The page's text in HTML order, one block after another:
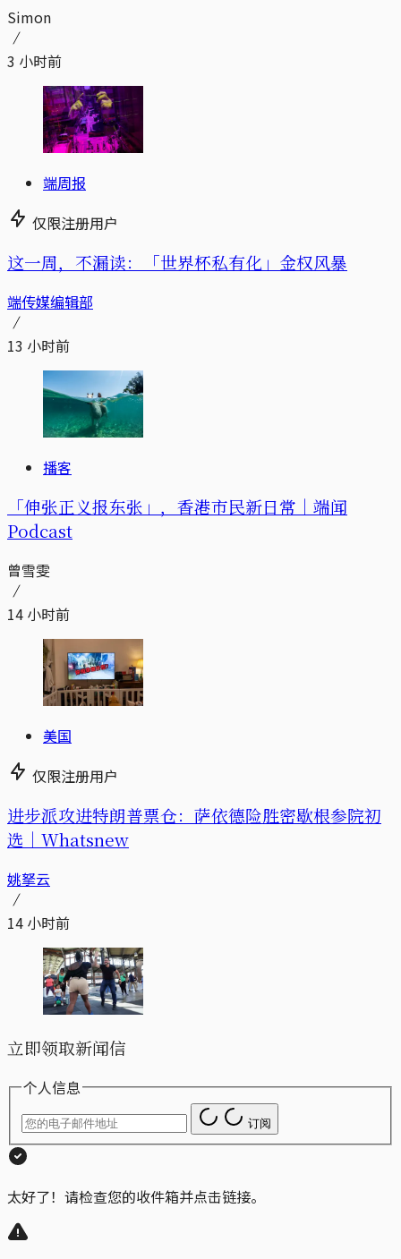
Simon
3 小时前
端周报
仅限注册用户
这一周，不漏读：「世界杯私有化」金权风暴
端传媒编辑部
13 小时前
播客
「伸张正义报东张」，香港市民新日常｜端闻
Podcast
曾雪雯
14 小时前
美国
仅限注册用户
进步派攻进特朗普票仓：萨依德险胜密歇根参院初
选｜Whatsnew
姚拏云
14 小时前
立即领取新闻信
个人信息
订阅
太好了！请检查您的收件箱并点击链接。